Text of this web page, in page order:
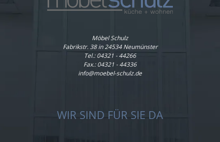
Möbel Schulz
Fabrikstr. 38 in 24534 Neumünster
Tel.:04321 - 44266
Fax.: 04321 - 44336
info@moebel-schulz.de
WIR SIND FÜR SIE DA